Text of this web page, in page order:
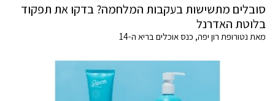
סובלים מתשישות בעקבות המלחמה? בדקו את תפקוד
בלוטת האדרנל
מאת נטורופת רון יפה, כנס אוכלים בריא ה-14